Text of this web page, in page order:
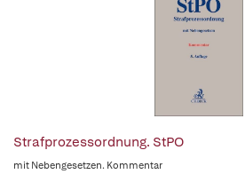
Strafprozessordnung. StPO
mit Nebengesetzen. Kommentar